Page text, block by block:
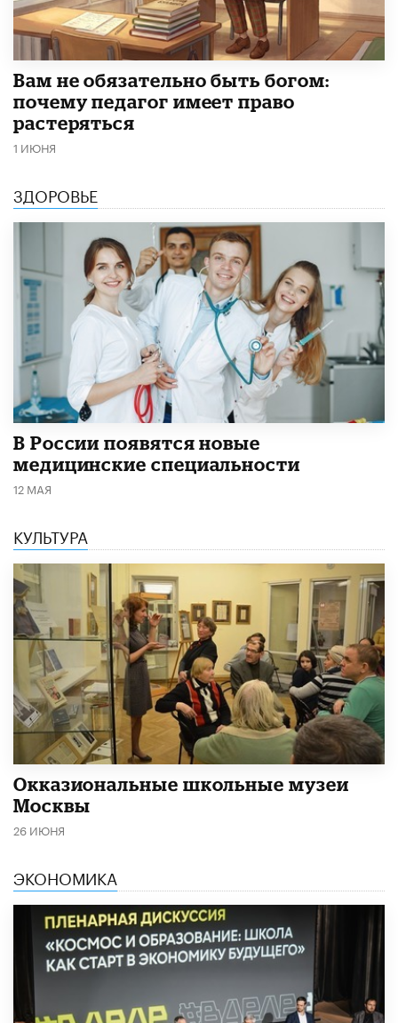
​Вам не обязательно быть богом:
почему педагог имеет право
растеряться
1 ИЮНЯ
ЗДОРОВЬЕ
В России появятся новые
медицинские специальности
12 МАЯ
КУЛЬТУРА
​Окказиональные школьные музеи
Москвы
26 ИЮНЯ
ЭКОНОМИКА